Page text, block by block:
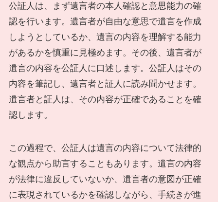
公証人は、まず遺言者の本人確認と意思能力の確
認を行います。遺言者が自由な意思で遺言を作成
しようとしているか、遺言の内容を理解する能力
があるかを慎重に見極めます。その後、遺言者が
遺言の内容を公証人に口述します。公証人はその
内容を筆記し、遺言者と証人に読み聞かせます。
遺言者と証人は、その内容が正確であることを確
認します。
この過程で、公証人は遺言の内容について法律的
な観点から助言することもあります。遺言の内容
が法律に違反していないか、遺言者の意図が正確
に表現されているかを確認しながら、手続きが進